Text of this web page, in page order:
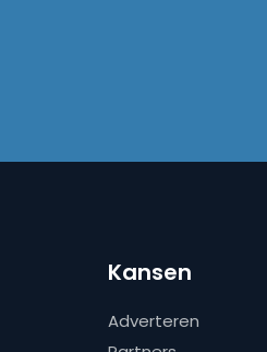
Kansen
Adverteren